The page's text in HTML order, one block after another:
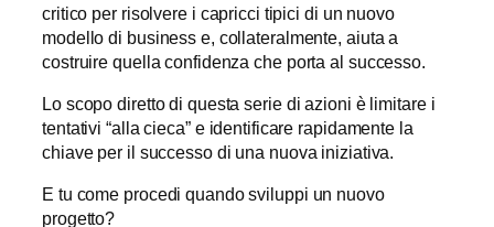
critico per risolvere i capricci tipici di un nuovo
modello di business e, collateralmente, aiuta a
costruire quella confidenza che porta al successo.
Lo scopo diretto di questa serie di azioni è limitare i
tentativi “alla cieca” e identificare rapidamente la
chiave per il successo di una nuova iniziativa.
E tu come procedi quando sviluppi un nuovo
progetto?